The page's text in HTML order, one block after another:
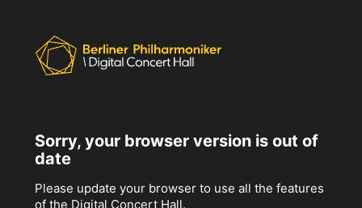
Sorry, your browser version is out of
date
Please update your browser to use all the features
of the Digital Concert Hall.